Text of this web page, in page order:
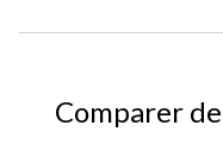
Comparer